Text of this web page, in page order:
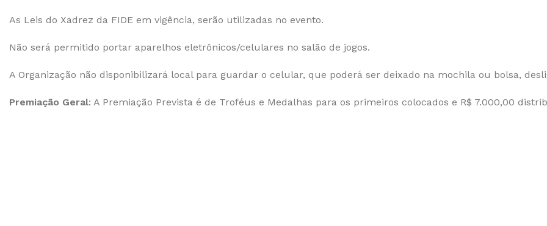
As Leis do Xadrez da FIDE em vigência, serão utilizadas no evento.
Não será permitido portar aparelhos eletrônicos/celulares no salão de jogos.
A Organização não disponibilizará local para guardar o celular, que poderá ser deixado na mochila ou bolsa,
Premiação Geral: A Premiação Prevista é de Troféus e Medalhas para os primeiros colocados e R$ 7.000,00